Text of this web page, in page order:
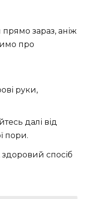
зараз, аніж
про
руки,
далі від
пори.
здоровий спосіб